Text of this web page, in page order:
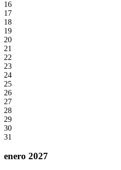
16
17
18
19
20
21
22
23
24
25
26
27
28
29
30
31
enero 2027